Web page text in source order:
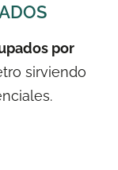
por
sirviendo